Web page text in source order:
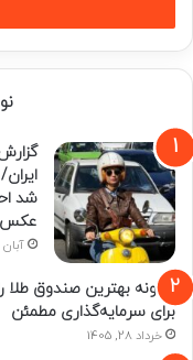
شد
عکس
آبان 22, 1404
چگونه بهترین صندوق طلا
برای سرمایه‌گذاری مطمئن
خرداد 28, 1405